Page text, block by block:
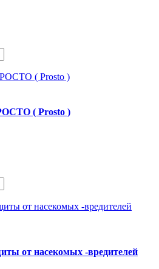
( Prosto )
от насекомых -вредителей